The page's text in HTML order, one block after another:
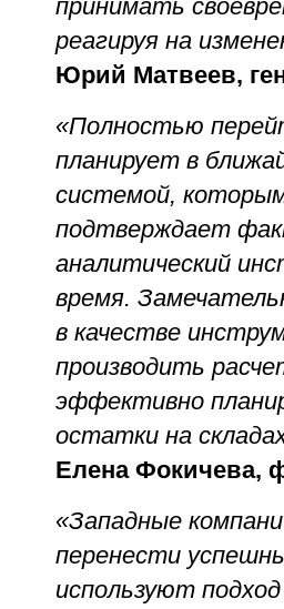
принимать
реагируя на
Юрий Матвеев,
«Полностью
планирует в
системой,
подтверждает
аналитический
время.
в качестве
производить
эффективно
остатки на
Елена Фокичева,
«Западные
перенести
используют